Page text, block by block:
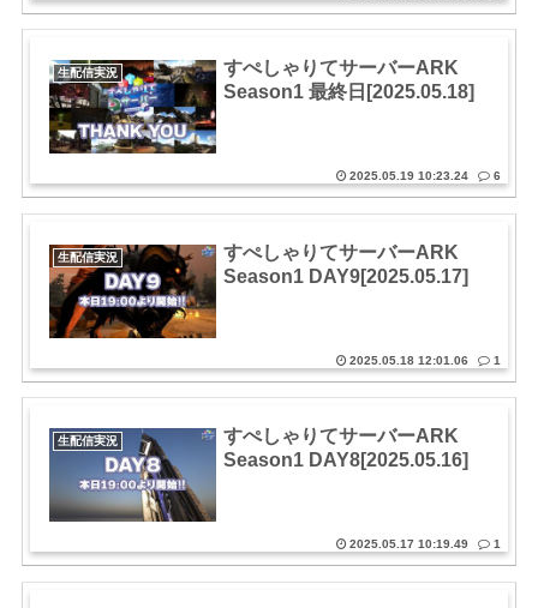
生配信実況
すぺしゃりてサーバーARK
Season1 最終日[2025.05.18]
2025.05.19 10:23.24 6
生配信実況
すぺしゃりてサーバーARK
Season1 DAY9[2025.05.17]
2025.05.18 12:01.06 1
生配信実況
すぺしゃりてサーバーARK
Season1 DAY8[2025.05.16]
2025.05.17 10:19.49 1